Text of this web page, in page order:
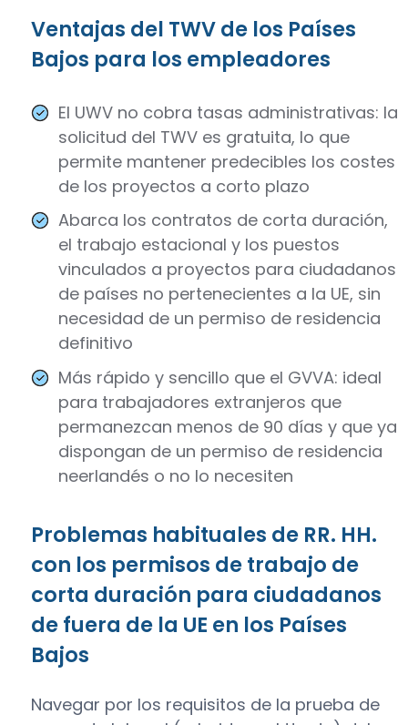
Ventajas del TWV de los Países
Bajos para los empleadores
El UWV no cobra tasas administrativas: la
solicitud del TWV es gratuita, lo que
permite mantener predecibles los costes
de los proyectos a corto plazo
Abarca los contratos de corta duración,
el trabajo estacional y los puestos
vinculados a proyectos para ciudadanos
de países no pertenecientes a la UE, sin
necesidad de un permiso de residencia
definitivo
Más rápido y sencillo que el GVVA: ideal
para trabajadores extranjeros que
permanezcan menos de 90 días y que ya
dispongan de un permiso de residencia
neerlandés o no lo necesiten
Problemas habituales de RR. HH.
con los permisos de trabajo de
corta duración para ciudadanos
de fuera de la UE en los Países
Bajos
Navegar por los requisitos de la prueba de